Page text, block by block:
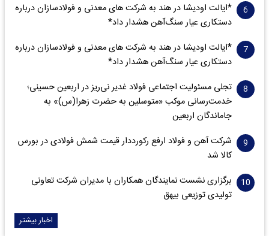
*ایالت اودیشا در هند به شرکت های معدنی و فولادسازان درباره
دستکاری عیار سنگ‌آهن هشدار داد*
*ایالت اودیشا در هند به شرکت های معدنی و فولادسازان درباره
دستکاری عیار سنگ‌آهن هشدار داد*
تجلی مسئولیت اجتماعی فولاد غدیر نی‌ریز در اربعین حسینی؛
خدمت‌رسانی موکب «متوسلین به حضرت زهرا(س)» به
جاماندگان اربعین
شرکت آهن و فولاد ارفع رکورددار قیمت شمش فولادی در بورس
کالا شد
برگزاری نشست نمایندگان همکاران با مدیران شرکت تعاونی
تولیدی توزیعی بیهق
اخبار بیشتر